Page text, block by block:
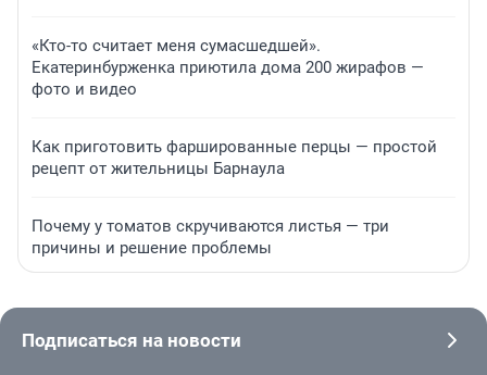
«Кто-то считает меня сумасшедшей».
Екатеринбурженка приютила дома 200 жирафов —
фото и видео
Как приготовить фаршированные перцы — простой
рецепт от жительницы Барнаула
Почему у томатов скручиваются листья — три
причины и решение проблемы
Подписаться на новости